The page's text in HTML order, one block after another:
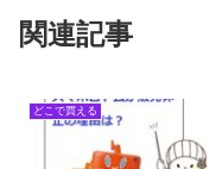
関連記事
どこで買える